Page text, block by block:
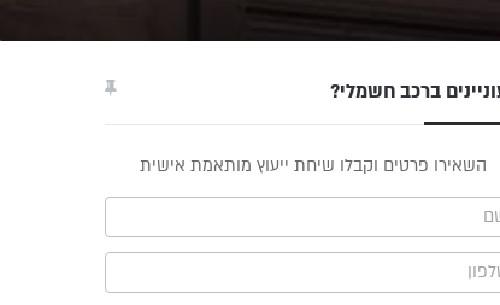
ברכב חשמלי?
השאירו פרטים וקבלו שיחת ייעוץ מותאמת אישית